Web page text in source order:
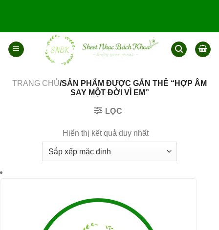
dung
TRANG CHỦ/SẢN PHẨM ĐƯỢC GẮN THẺ “HỢP ÂM
SAY MỘT ĐỜI VÌ EM”
LỌC
Hiển thị kết quả duy nhất